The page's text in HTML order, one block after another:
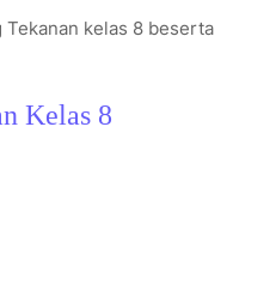
kelas 8 beserta
Kelas 8